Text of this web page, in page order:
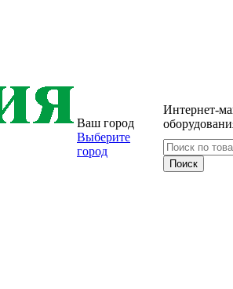
Ваш город
Выберите
город
Интернет-